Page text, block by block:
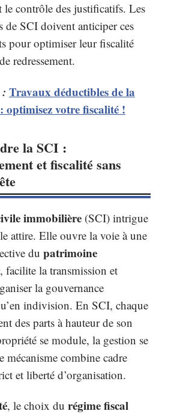
le contrôle des justificatifs. Les
de SCI doivent anticiper ces
pour optimiser leur fiscalité
redressement.
Travaux déductibles de la
optimisez votre fiscalité !
la SCI :
et fiscalité sans
immobilière (SCI) intrigue
attire. Elle ouvre la voie à une
du patrimoine
, facilite la transmission et
la gouvernance
indivision. En SCI, chaque
des parts à hauteur de son
se module, la gestion se
mécanisme combine cadre
et liberté d’organisation.
, le choix du régime fiscal